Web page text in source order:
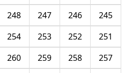
245
246
247
248
251
252
253
254
257
258
259
260